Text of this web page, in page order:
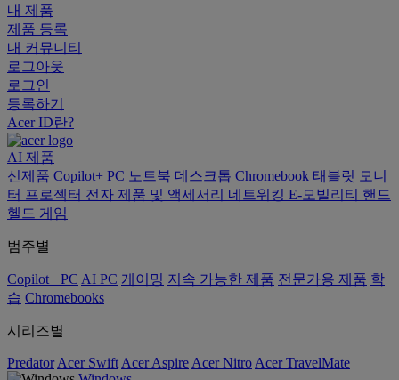
내 제품
제품 등록
내 커뮤니티
로그아웃
로그인
등록하기
Acer ID란?
AI 제품
신제품 Copilot+ PC 노트북 데스크톱 Chromebook 태블릿 모니
터 프로젝터 전자 제품 및 액세서리 네트워킹 E-모빌리티 핸드
헬드 게임
범주별
Copilot+ PC AI PC 게이밍 지속 가능한 제품 전문가용 제품 학
습 Chromebooks
시리즈별
Predator Acer Swift Acer Aspire Acer Nitro Acer TravelMate